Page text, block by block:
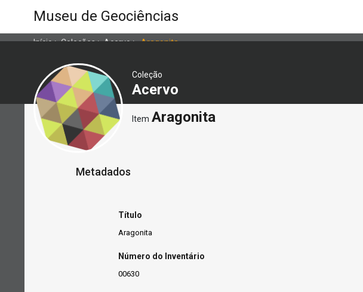
Museu de Geociências
Início>Coleções>Acervo>Aragonita
Coleção
Acervo
Item Aragonita
Metadados
Título
Aragonita
Número do Inventário
00630